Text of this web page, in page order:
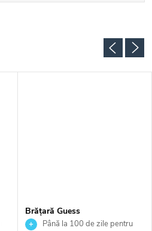
Brățară Guess
JUBB05214JWRHS
Până la 100 de zile pentru